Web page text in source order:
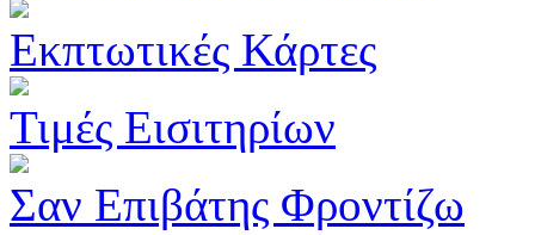
Εκπτωτικές Κάρτες
Τιμές Εισιτηρίων
Σαν Επιβάτης Φροντίζω